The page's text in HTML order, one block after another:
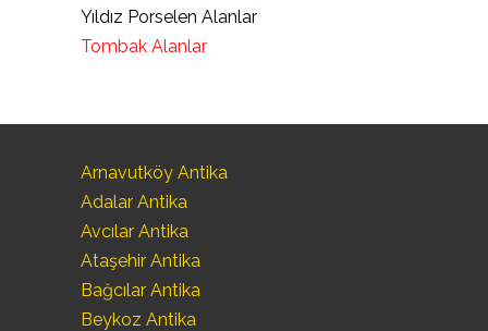
Yıldız Porselen Alanlar
Tombak Alanlar
Arnavutköy Antika
Adalar Antika
Avcılar Antika
Ataşehir Antika
Bağcılar Antika
Beykoz Antika